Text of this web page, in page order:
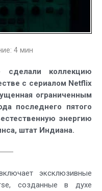
4 мин
коллекцию
с сериалом Netflix
ограниченным
последнего пятого
энергию
штат Индиана.
эксклюзивные
созданные в духе